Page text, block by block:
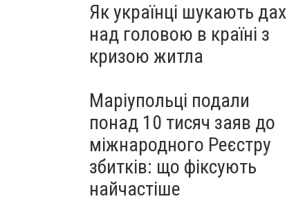
Як українці шукають дах
над головою в країні з
кризою житла
Маріупольці подали
понад 10 тисяч заяв до
міжнародного Реєстру
збитків: що фіксують
найчастіше